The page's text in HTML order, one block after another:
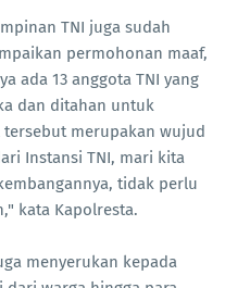
TNI juga sudah
permohonan maaf,
ada 13 anggota TNI yang
dan ditahan untuk
merupakan wujud
Instansi TNI, mari kita
tidak perlu
kata Kapolresta.
menyerukan kepada